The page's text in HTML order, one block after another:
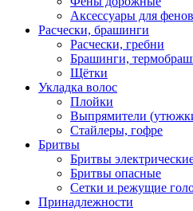
Аксессуары для фенов
Расчески, брашинги
Расчески, гребни
Брашинги,
Щётки
Укладка волос
Плойки
Выпрямители
Стайлеры, гофре
Бритвы
Бритвы
Бритвы опасные
Сетки и режущие
Принадлежности